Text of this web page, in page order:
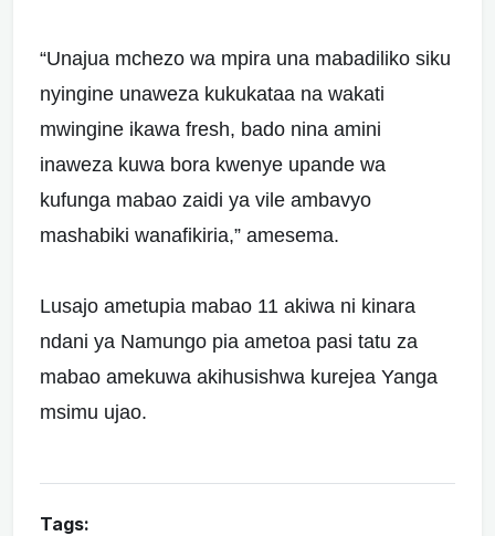
“Unajua mchezo wa mpira una mabadiliko siku
nyingine unaweza kukukataa na wakati
mwingine ikawa fresh, bado nina amini
inaweza kuwa bora kwenye upande wa
kufunga mabao zaidi ya vile ambavyo
mashabiki wanafikiria,” amesema.
Lusajo ametupia mabao 11 akiwa ni kinara
ndani ya Namungo pia ametoa pasi tatu za
mabao amekuwa akihusishwa kurejea Yanga
msimu ujao.
Tags: